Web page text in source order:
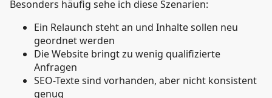
Besonders häufig sehe ich diese Szenarien:
Ein Relaunch steht an und Inhalte sollen neu
geordnet werden
Die Website bringt zu wenig qualifizierte
Anfragen
SEO-Texte sind vorhanden, aber nicht konsistent
genug